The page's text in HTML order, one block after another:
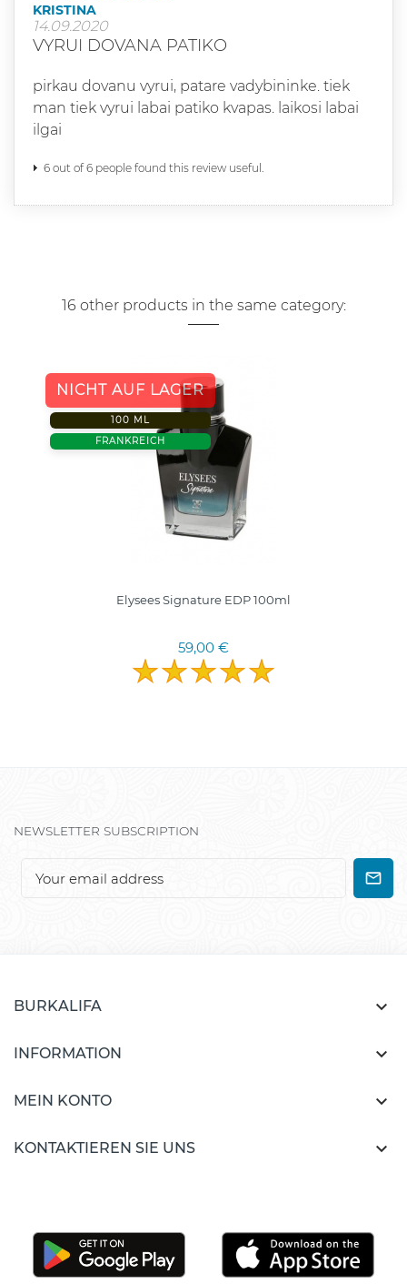
KRISTINA
14.09.2020
VYRUI DOVANA PATIKO
pirkau dovanu vyrui, patare vadybininke. tiek
man tiek vyrui labai patiko kvapas. laikosi labai
ilgai
6 out of 6 people found this review useful.
16 other products in the same category:
NICHT AUF LAGER
100 ML
FRANKREICH
Elysees Signature EDP 100ml
59,00 €
NEWSLETTER SUBSCRIPTION
BURKALIFA 
INFORMATION 
MEIN KONTO 
KONTAKTIEREN SIE UNS 